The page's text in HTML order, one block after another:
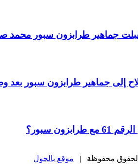
جماهير طرابزون سبور محمد
إلى جماهير طرابزون سبور بعد
سبور؟
موقع بالجول